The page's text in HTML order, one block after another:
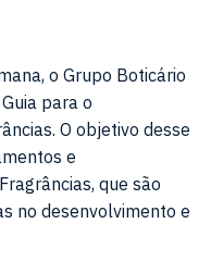
o Grupo Boticário
para o
O objetivo desse
e
que são
no desenvolvimento e